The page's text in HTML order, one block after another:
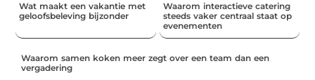
Wat maakt een vakantie met
geloofsbeleving bijzonder
Waarom interactieve catering
steeds vaker centraal staat op
evenementen
Waarom samen koken meer zegt over een team dan een
vergadering